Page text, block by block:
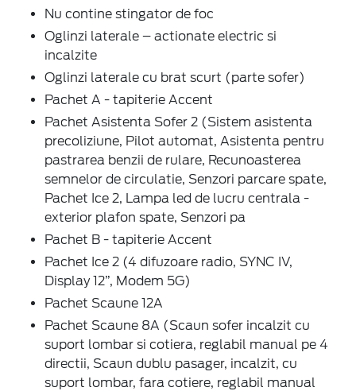
Nu contine stingator de foc
Oglinzi laterale – actionate electric si
incalzite
Oglinzi laterale cu brat scurt (parte sofer)
Pachet A - tapiterie Accent
Pachet Asistenta Sofer 2 (Sistem asistenta
precoliziune, Pilot automat, Asistenta pentru
pastrarea benzii de rulare, Recunoasterea
semnelor de circulatie, Senzori parcare spate,
Pachet Ice 2, Lampa led de lucru centrala -
exterior plafon spate, Senzori pa
Pachet B - tapiterie Accent
Pachet Ice 2 (4 difuzoare radio, SYNC IV,
Display 12”, Modem 5G)
Pachet Scaune 12A
Pachet Scaune 8A (Scaun sofer incalzit cu
suport lombar si cotiera, reglabil manual pe 4
directii, Scaun dublu pasager, incalzit, cu
suport lombar, fara cotiere, reglabil manual